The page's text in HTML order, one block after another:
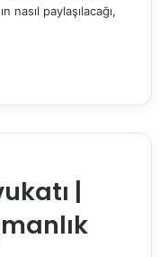
nasıl paylaşılacağı,
|